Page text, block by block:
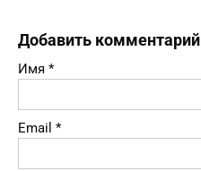
Добавить комментарий
Имя *
Email *